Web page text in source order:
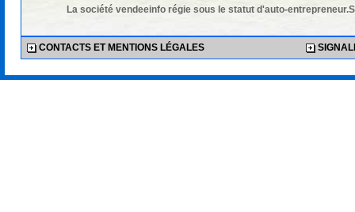
La société vendeeinfo régie sous le statut d'auto-
CONTACTS ET MENTIONS LÉGALES